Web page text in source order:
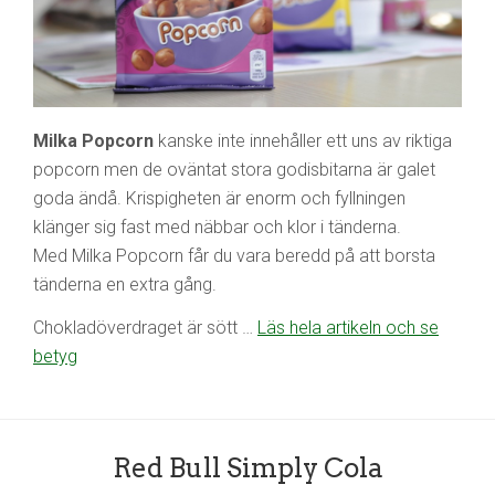
Milka Popcorn kanske inte innehåller ett uns av riktiga
popcorn men de oväntat stora godisbitarna är galet
goda ändå. Krispigheten är enorm och fyllningen
klänger sig fast med näbbar och klor i tänderna.
Med Milka Popcorn får du vara beredd på att borsta
tänderna en extra gång.
Chokladöverdraget är sött … Läs hela artikeln och se
betyg
Red Bull Simply Cola